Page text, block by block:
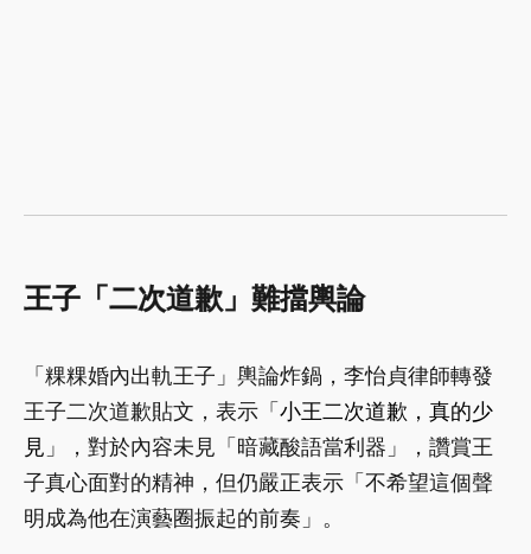
王子「二次道歉」難擋輿論
「粿粿婚內出軌王子」輿論炸鍋，李怡貞律師轉發
王子二次道歉貼文，表示「 小王二次道歉，真的少
見 」，對於內容未見「暗藏酸語當利器」，讚賞王
子真心面對的精神，但仍嚴正表示「不希望這個聲
明成為他在演藝圈振起的前奏」。